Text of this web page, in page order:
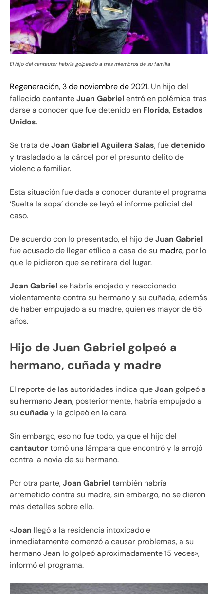
El hijo del cantautor habría golpeado a tres miembros de su familia
Regeneración, 3 de noviembre de 2021. Un hijo del
fallecido cantanteJuan Gabrielentró en polémica tras
darse a conocer que fue detenido en Florida, Estados
Unidos.
Se trata deJoan Gabriel Aguilera Salas, fuedetenido
y trasladado a la cárcel por el presunto delito de
violencia familiar.
Esta situación fue dada a conocer durante el programa
‘Suelta la sopa’ donde se leyó el informe policial del
caso.
De acuerdo con lo presentado, el hijo deJuan Gabriel
fue acusado de llegar etílico a casa de su madre, por lo
que le pidieron que se retirara del lugar.
Joan Gabrielse habría enojado y reaccionado
violentamente contra su hermano y su cuñada, además
de haber empujado a su madre, quien es mayor de 65
años.
Hijo de Juan Gabriel golpeó a
hermano, cuñada y madre
El reporte de las autoridades indica queJoan golpeó a
su hermanoJean, posteriormente, habría empujado a
su cuñaday la golpeó en la cara.
Sin embargo, eso no fue todo, ya que el hijo del
cantautortomó una lámpara que encontró y la arrojó
contra la novia de su hermano.
Por otra parte,Joan Gabrieltambién habría
arremetido contra su madre, sin embargo, no se dieron
más detalles sobre ello.
«Joan llegó a la residencia intoxicado e
inmediatamente comenzó a causar problemas, a su
hermano Jean lo golpeó aproximadamente 15 veces»,
informó el programa.